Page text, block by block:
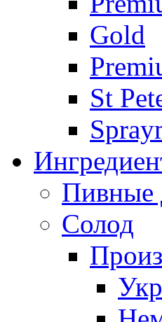
Gold
St
Пивные
Солод